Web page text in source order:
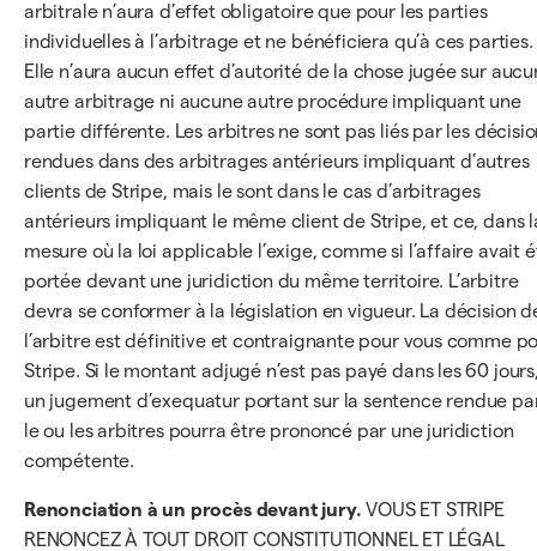
arbitrale n’aura d’effet obligatoire que pour les parties
individuelles à l’arbitrage et ne bénéficiera qu’à ces parties.
Elle n’aura aucun effet d’autorité de la chose jugée sur
autre arbitrage ni aucune autre procédure impliquant une
partie différente. Les arbitres ne sont pas liés par les
rendues dans des arbitrages antérieurs impliquant d’autres
clients de Stripe, mais le sont dans le cas d’arbitrages
antérieurs impliquant le même client de Stripe, et ce, dans
mesure où la loi applicable l’exige, comme si l’affaire avait
portée devant une juridiction du même territoire. L’arbitre
devra se conformer à la législation en vigueur. La décision
l’arbitre est définitive et contraignante pour vous comme
Stripe. Si le montant adjugé n’est pas payé dans les 60
un jugement d’exequatur portant sur la sentence rendue
le ou les arbitres pourra être prononcé par une juridiction
compétente.
Renonciation à un procès devant jury. VOUS ET STRIPE
RENONCEZ À TOUT DROIT CONSTITUTIONNEL ET LÉGAL